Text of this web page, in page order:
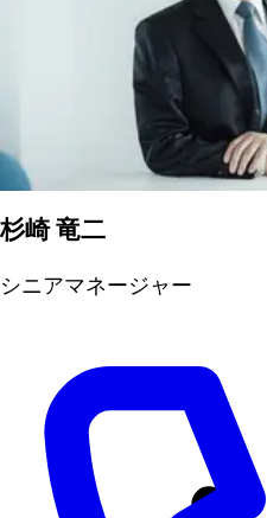
杉崎 竜二
シニアマネージャー